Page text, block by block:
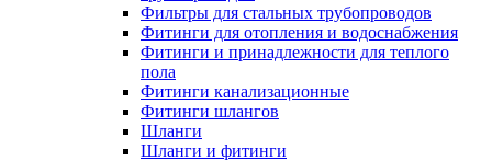
Фильтры для стальных трубопроводов
Фитинги для отопления и водоснабжения
Фитинги и принадлежности для теплого
пола
Фитинги канализационные
Фитинги шлангов
Шланги
Шланги и фитинги